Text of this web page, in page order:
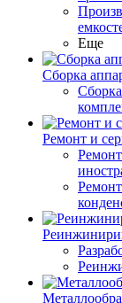
Еще
Сборка
Ремонт и